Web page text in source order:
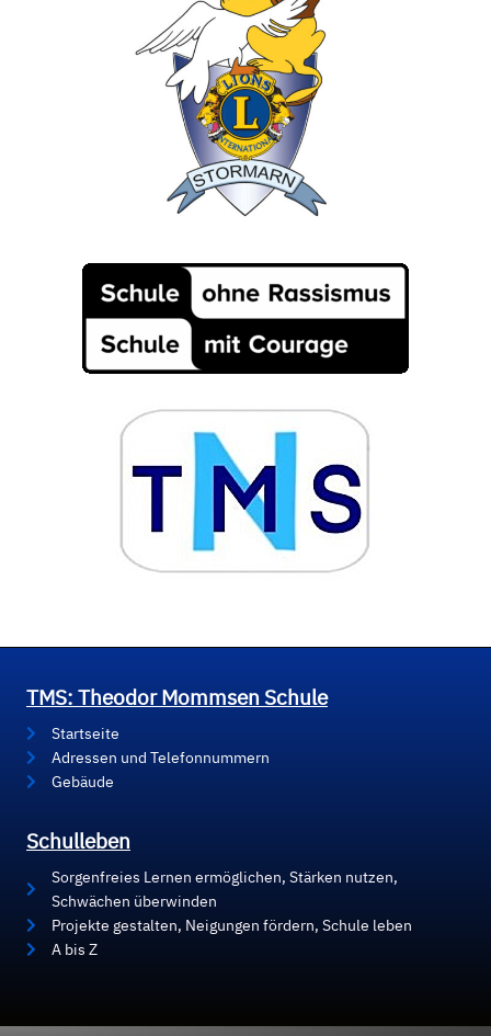
TMS: Theodor Mommsen Schule
Startseite
Adressen und Telefonnummern
Gebäude
Schulleben
Sorgenfreies Lernen ermöglichen, Stärken nutzen,
Schwächen überwinden
Projekte gestalten, Neigungen fördern, Schule leben
A bis Z